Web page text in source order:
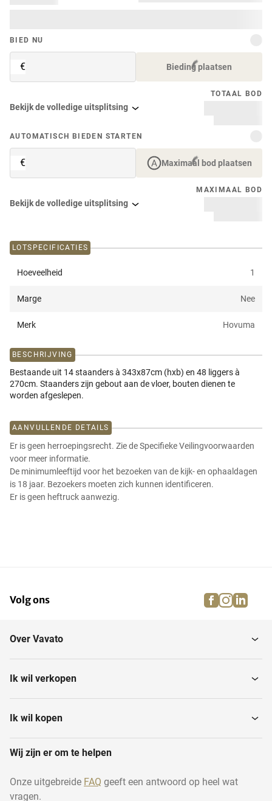
BIED NU
€ Bieding plaatsen
TOTAAL BOD
Bekijk de volledige uitsplitsing
AUTOMATISCH BIEDEN STARTEN
€ Maximaal bod plaatsen
MAXIMAAL BOD
Bekijk de volledige uitsplitsing
LOTSPECIFICATIES
Hoeveelheid 1
Marge Nee
Merk Hovuma
BESCHRIJVING
Bestaande uit 14 staanders à 343x87cm (hxb) en 48 liggers à
270cm. Staanders zijn gebout aan de vloer, bouten dienen te
worden afgeslepen.
AANVULLENDE DETAILS
Er is geen herroepingsrecht. Zie de Specifieke Veilingvoorwaarden
voor meer informatie.
De minimumleeftijd voor het bezoeken van de kijk- en ophaaldagen
is 18 jaar. Bezoekers moeten zich kunnen identificeren.
Volg ons facebook
Over Vavato
Ik wil verkopen
Ik wil kopen
Wij zijn er om te helpen
Onze uitgebreide FAQ geeft een antwoord op heel wat
vragen.